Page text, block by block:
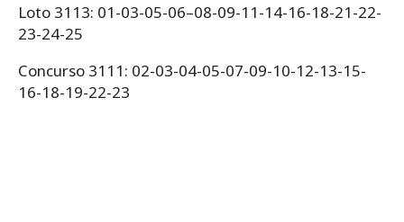
Loto 3113: 01-03-05-06–08-09-11-14-16-18-21-22-
23-24-25
Concurso 3111: 02-03-04-05-07-09-10-12-13-15-
16-18-19-22-23